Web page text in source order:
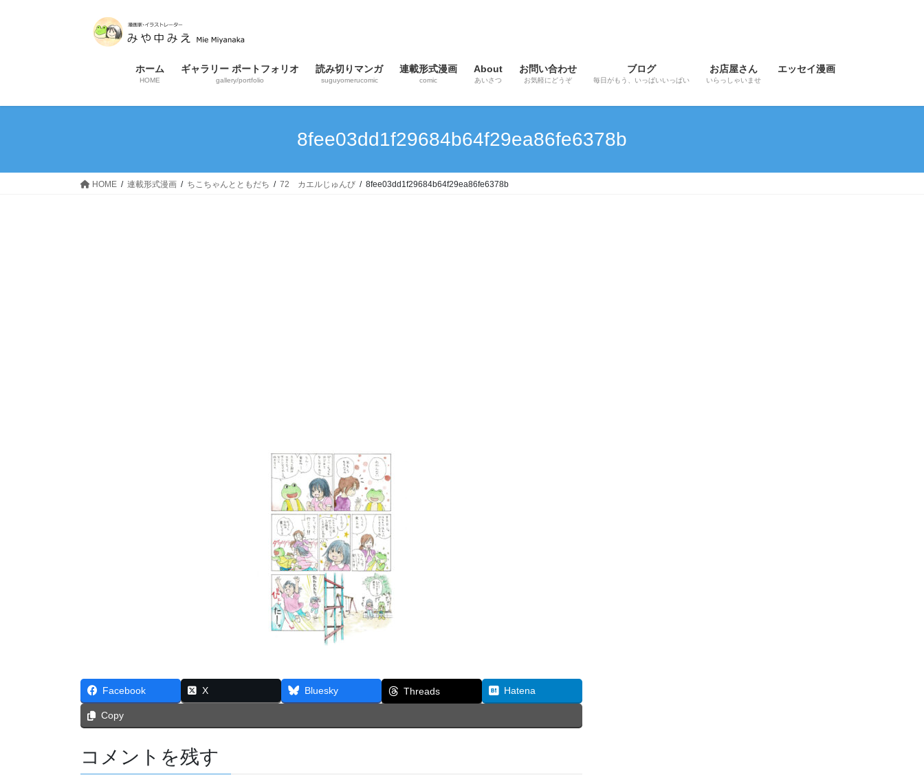
ス
ン
ホーム
HOME
ギャラリー ポートフォリオ
gallery/portfolio
読み切りマンガ
suguyomerucomic
連載形式漫画
comic
About
あいさつ
お問い合わせ
お気軽にどうぞ
ブログ
毎日がもう、いっぱいいっぱい
お店屋さん
いらっしゃいませ
エッセイ漫画
8fee03dd1f29684b64f29ea86fe6378b
HOME 連載形式漫画 ちこちゃんとともだち 72 カエルじゅんび 8fee03dd1f29684b64f29ea86fe6378b
Facebook X Bluesky Threads Hatena
Copy
コメントを残す